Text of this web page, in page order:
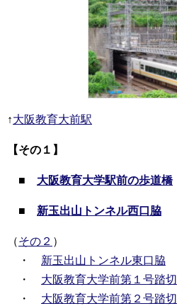
↑大阪教育大前駅
【その１】
■ 大阪教育大学駅前の歩道橋
■ 新玉出山トンネル西口脇
（その２ ）
・ 新玉出山トンネル東口脇
・ 大阪教育大学前第１号踏切
・ 大阪教育大学前第２号踏切